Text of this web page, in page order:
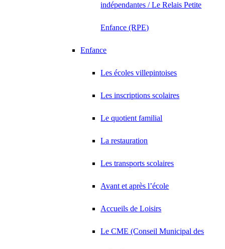
indépendantes / Le Relais Petite
Enfance (RPE)
Enfance
Les écoles villepintoises
Les inscriptions scolaires
Le quotient familial
La restauration
Les transports scolaires
Avant et après l’école
Accueils de Loisirs
Le CME (Conseil Municipal des